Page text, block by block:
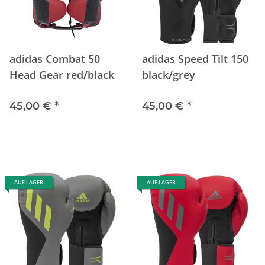
adidas Combat 50
Head Gear red/black
45,00 € *
adidas Speed Tilt 150
black/grey
45,00 € *
AUF LAGER AUF LAGER